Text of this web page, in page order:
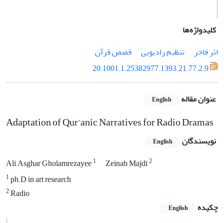
کلیدواژه‌ها
اثر فاخر
تنظیم رادیویی
قصص قرآن
20.1001.1.25382977.1393.21.77.2.9
عنوان مقاله English
Adaptation of Qur’anic Narratives for Radio Dramas
نویسندگان English
Ali Asghar Gholamrezayee1 Zeinab Majdi2
1ph.D in art research
2Radio
چکیده
English